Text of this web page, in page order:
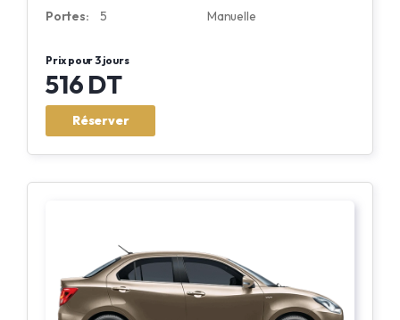
Portes:
5
Manuelle
Prix pour 3 jours
516 DT
Réserver